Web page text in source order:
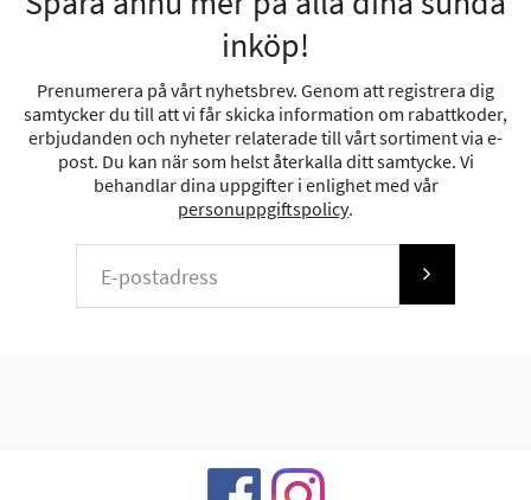
inköp!
Prenumerera på vårt nyhetsbrev. Genom att registrera dig
samtycker du till att vi får skicka information om rabattkoder,
erbjudanden och nyheter relaterade till vårt sortiment via e-
post. Du kan när som helst återkalla ditt samtycke. Vi
behandlar dina uppgifter i enlighet med vår
personuppgiftspolicy.